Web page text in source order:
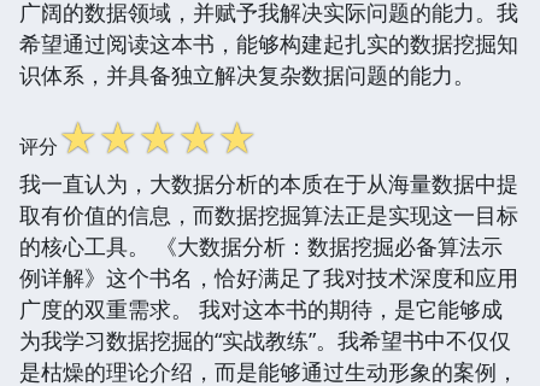
广阔的数据领域，并赋予我解决实际问题的能力。我
希望通过阅读这本书，能够构建起扎实的数据挖掘知
识体系，并具备独立解决复杂数据问题的能力。
评分☆☆☆☆☆
我一直认为，大数据分析的本质在于从海量数据中提
取有价值的信息，而数据挖掘算法正是实现这一目标
的核心工具。 《大数据分析：数据挖掘必备算法示
例详解》这个书名，恰好满足了我对技术深度和应用
广度的双重需求。 我对这本书的期待，是它能够成
为我学习数据挖掘的“实战教练”。我希望书中不仅仅
是枯燥的理论介绍，而是能够通过生动形象的案例，